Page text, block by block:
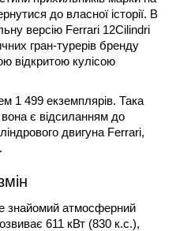
до власної історії. В
версію Ferrari 12Cilindri
гран-турерів бренду
відкритою кулісою
1 499 екземплярів. Така
вона є відсиланням до
двигуна Ferrari,
знайомий атмосферний
611 кВт (830 к.с.),